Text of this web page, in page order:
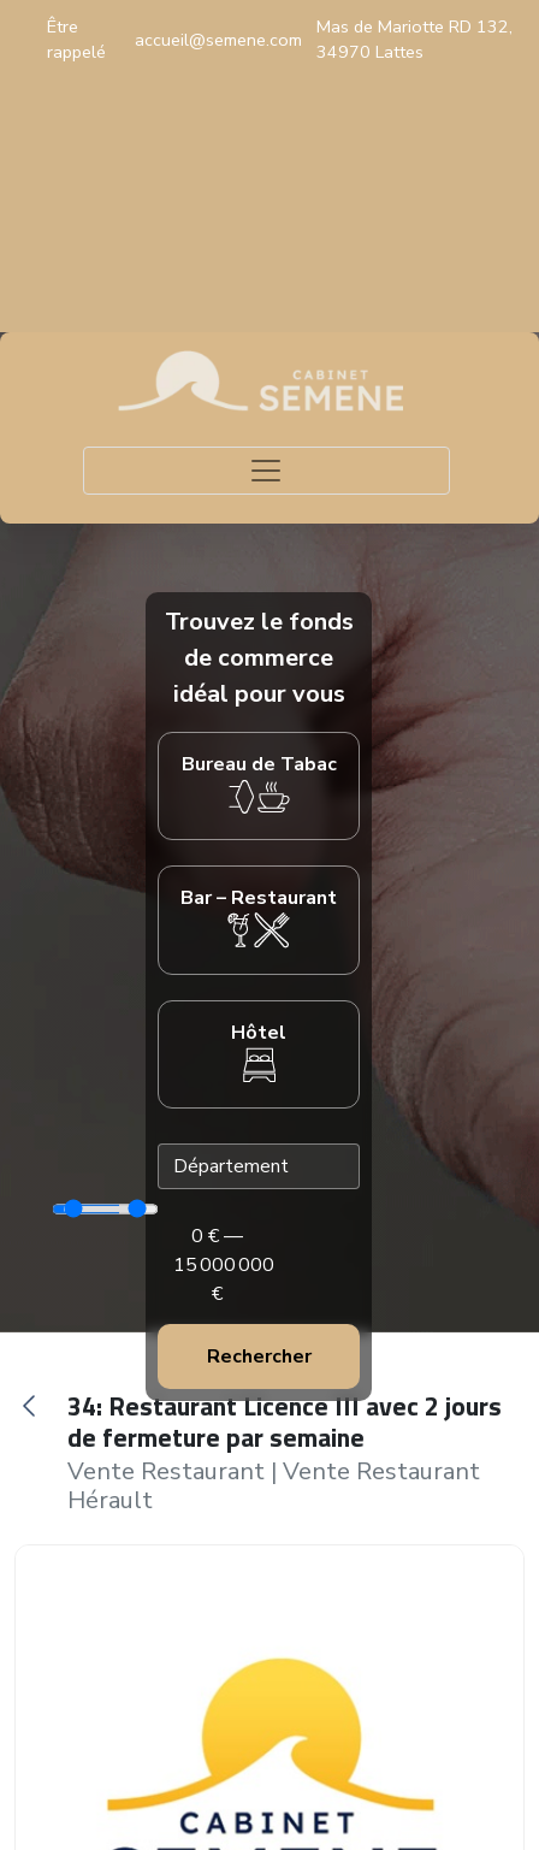
Être
rappelé
accueil@semene.com
Mas de Mariotte RD 132,
34970 Lattes
Toggle navigation
Trouvez le fonds
de commerce
idéal pour vous
Bureau de Tabac
Bar – Restaurant
Hôtel
0 € —
15 000 000
€
Rechercher
34: Restaurant Licence III avec 2 jours
de fermeture par semaine
Vente Restaurant | Vente Restaurant
Hérault